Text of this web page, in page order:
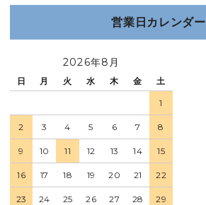
営業日カレンダー
2026年8月
日 月 火 水 木 金 土
1
2 3 4 5 6 7 8
9 10 11 12 13 14 15
16 17 18 19 20 21 22
23 24 25 26 27 28 29